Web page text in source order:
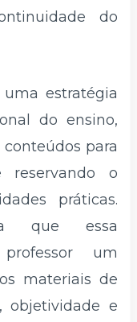
do
estratégia
do ensino,
para
o
práticas.
que essa
um
materiais de
objetividade e